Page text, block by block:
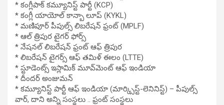
* కంగ్లీపాక్ కమ్యూనిస్ట్ పార్టీ (KCP)
* కంగ్లీ యాయోల్ కాన్బా లూప్ (KYKL)
* మణిపూర్ పీపుల్స్ లిబరేషన్ ఫ్రంట్ (MPLF)
* ఆల్ త్రిపుర టైగర్ ఫోర్స్
* నేషనల్ లిబరేషన్ ఫ్రంట్ ఆఫ్ త్రిపుర
* లిబరేషన్ టైగర్స్ ఆఫ్ తమిళ్ ఈలం (LTTE)
* స్టూడెంట్స్ ఇస్లామిక్ మూవ్‌మెంట్ ఆఫ్ ఇండియా
* దీందర్ అంజుమన్
* కమ్యూనిస్ట్ పార్టీ ఆఫ్ ఇండియా (మార్క్సిస్ట్-లెనినిస్ట్) – పీపుల్స్
వార్, దాని అన్ని సంస్థలు .. ఫ్రంట్ సంస్థలు